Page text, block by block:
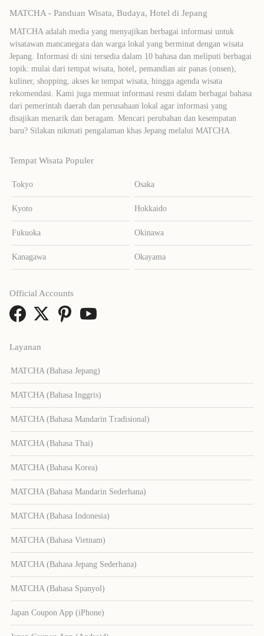
MATCHA - Panduan Wisata, Budaya, Hotel di Jepang
MATCHA adalah media yang menyajikan berbagai informasi untuk
wisatawan mancanegara dan warga lokal yang berminat dengan wisata
Jepang. Informasi di sini tersedia dalam 10 bahasa dan meliputi berbagai
topik: mulai dari tempat wisata, hotel, pemandian air panas (onsen),
kuliner, shopping, akses ke tempat wisata, hingga agenda wisata
rekomendasi. Kami juga memuat informasi resmi dalam berbagai bahasa
dari pemerintah daerah dan perusahaan lokal agar informasi yang
disajikan menarik dan beragam. Mencari perubahan dan kesempatan
baru? Silakan nikmati pengalaman khas Jepang melalui MATCHA.
Tempat Wisata Populer
Tokyo Osaka
Kyoto Hokkaido
Fukuoka Okinawa
Kanagawa Okayama
Layanan
MATCHA (Bahasa Jepang)
MATCHA (Bahasa Inggris)
MATCHA (Bahasa Mandarin Tradisional)
MATCHA (Bahasa Thai)
MATCHA (Bahasa Korea)
MATCHA (Bahasa Mandarin Sederhana)
MATCHA (Bahasa Indonesia)
MATCHA (Bahasa Vietnam)
MATCHA (Bahasa Jepang Sederhana)
MATCHA (Bahasa Spanyol)
Japan Coupon App (iPhone)
Official Accounts